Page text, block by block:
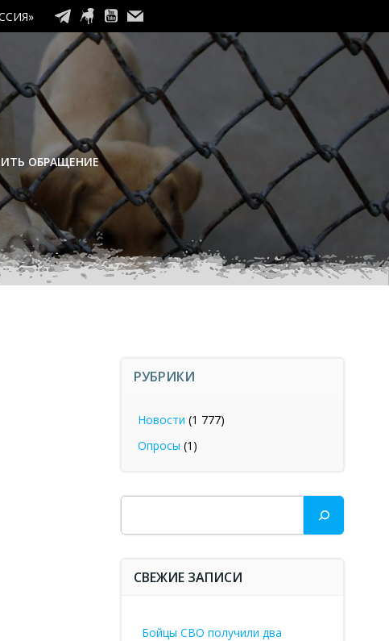
ОБРАЩЕНИЕ
РУБРИКИ
Новости (1 777)
Опросы (1)
Поиск
СВЕЖИЕ ЗАПИСИ
Бойцы СВО получили два